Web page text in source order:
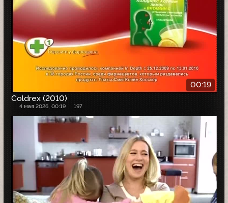
00:19
Coldrex (2010)
4 мая 2026, 00:19 197